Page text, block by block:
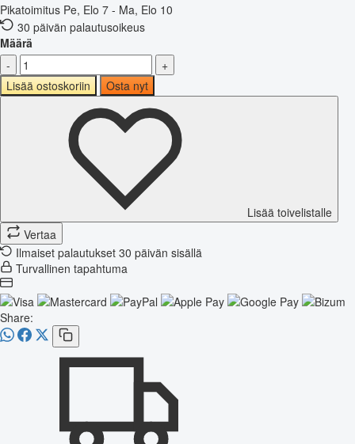
Pikatoimitus Pe, Elo 7 - Ma, Elo 10
30 päivän palautusoikeus
Määrä
-
+
Lisää ostoskoriin
Osta nyt
Lisää toivelistalle
Vertaa
Ilmaiset palautukset 30 päivän sisällä
Turvallinen tapahtuma
Share: